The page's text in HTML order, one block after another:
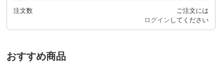
注文数
ご注文には
ログイン してください
おすすめ商品